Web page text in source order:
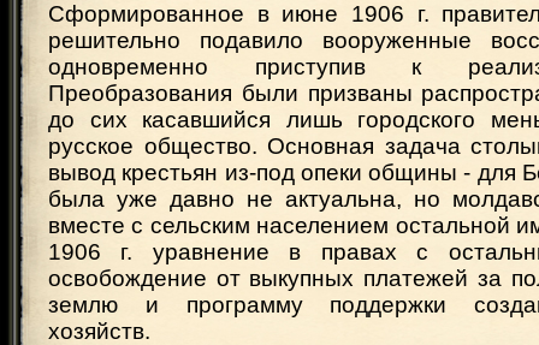
Сформированное в июне 1906 г.
решительно подавило вооруженные
одновременно приступив к
Преобразования были призваны
до сих касавшийся лишь городского
русское общество. Основная задача
вывод крестьян из-под опеки общины - для
была уже давно не актуальна, но
вместе с сельским населением остальной
1906 г. уравнение в правах с
освобождение от выкупных платежей за
землю и программу поддержки
хозяйств.